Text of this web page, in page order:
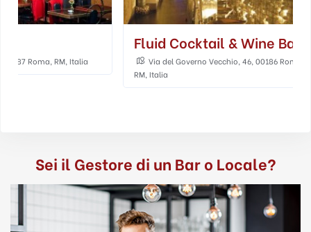
Fluid Cocktail & Wine Bar
Via del Governo Vecchio, 46, 00186 Roma,
Bibliothe'
Via Celsa, 4,
Sei il Gestore di un Bar o Locale?